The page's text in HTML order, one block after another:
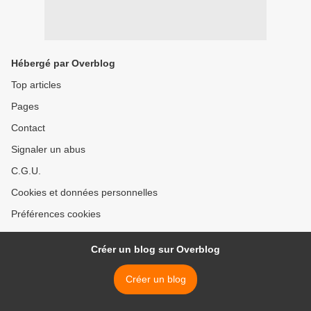
Hébergé par Overblog
Top articles
Pages
Contact
Signaler un abus
C.G.U.
Cookies et données personnelles
Préférences cookies
Créer un blog sur Overblog
Créer un blog